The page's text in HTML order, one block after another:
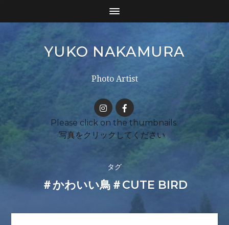
YUKO NAKAMURA
Photo Artist
タグ
＃かわいい鳥＃CUTE BIRD